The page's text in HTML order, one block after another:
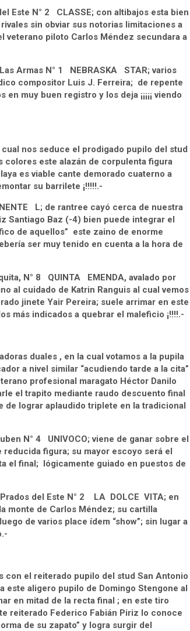
Este N° 2 CLASSE; con altibajos esta bien
sin obviar sus notorias limitaciones a
veterano piloto Carlos Méndez secundara a
Armas N° 1 NEBRASKA STAR; varios
compositor Luis J. Ferreira; de repente
muy buen registro y los deja ¡¡¡¡¡ viendo
nos seduce el prodigado pupilo del stud
colores este alazán de corpulenta figura
es viable cante demorado cuaterno a
su barrilete ¡!!!!!.-
L; de rantree cayó cerca de nuestra
Santiago Baz (-4) bien puede integrar el
de aquellos” este zaino de enorme
ser muy tenido en cuenta a la hora de
N° 8 QUINTA EMENDA, avalado por
al cuidado de Katrin Ranguis al cual vemos
jinete Yair Pereira; suele arrimar en este
más indicados a quebrar el maleficio ¡!!!!.-
duales , en la cual votamos a la pupila
a nivel similar “acudiendo tarde a la cita”
profesional maragato Héctor Danilo
el trapito mediante raudo descuento final
de lograr aplaudido triplete en la tradicional
N° 4 UNIVOCO; viene de ganar sobre el
figura; su mayor escoyo será el
el final; lógicamente guiado en puestos de
del Este N° 2 LA DOLCE VITA; en
monte de Carlos Méndez; su cartilla
de varios place ídem “show”; sin lugar a
con el reiterado pupilo del stud San Antonio
este aligero pupilo de Domingo Stengone al
en mitad de la recta final ; en este tiro
reiterado Federico Fabián Piriz lo conoce
de su zapato” y logra surgir del